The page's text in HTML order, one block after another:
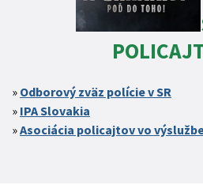
Odborový zväz polície v SR
IPA Slovakia
Asociácia policajtov vo